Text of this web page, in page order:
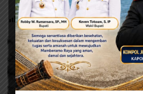
Post Views:65